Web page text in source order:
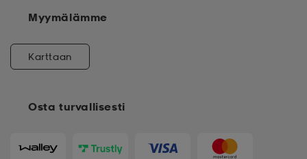
Osta turvallisesti
Myymälämme
Karttaan